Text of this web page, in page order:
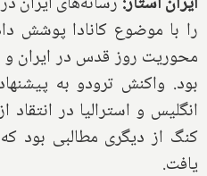
را با موضوع کانادا پوشش
محوریت روز قدس در ایران و
بود. واکنش ترودو به
انگلیس و استرالیا در
کنگ از دیگری مطالبی بود
یافت.